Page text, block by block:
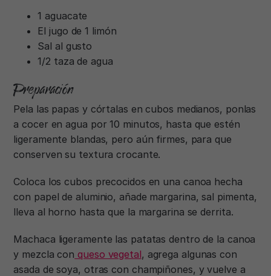
1 aguacate
El jugo de 1 limón
Sal al gusto
1/2 taza de agua
Preparación
Pela las papas y córtalas en cubos medianos, ponlas
a cocer en agua por 10 minutos, hasta que estén
ligeramente blandas, pero aún firmes, para que
conserven su textura crocante.
Coloca los cubos precocidos en una canoa hecha
con papel de aluminio, añade margarina, sal pimenta,
lleva al horno hasta que la margarina se derrita.
Machaca ligeramente las patatas dentro de la canoa
y mezcla con queso vegetal, agrega algunas con
asada de soya, otras con champiñones, y vuelve a